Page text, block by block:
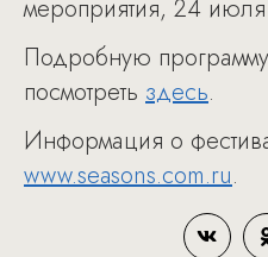
мероприятия, 24
Подробную
посмотреть здесь.
Информация о
www.seasons.com.ru.